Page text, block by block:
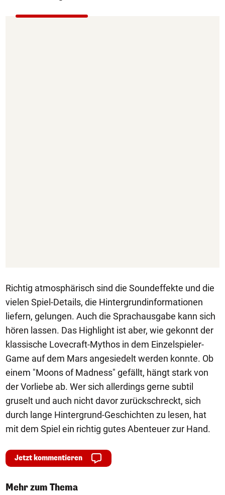
Richtig atmosphärisch sind die Soundeffekte und die
vielen Spiel-Details, die Hintergrundinformationen
liefern, gelungen. Auch die Sprachausgabe kann sich
hören lassen. Das Highlight ist aber, wie gekonnt der
klassische Lovecraft-Mythos in dem Einzelspieler-
Game auf dem Mars angesiedelt werden konnte. Ob
einem "Moons of Madness" gefällt, hängt stark von
der Vorliebe ab. Wer sich allerdings gerne subtil
gruselt und auch nicht davor zurückschreckt, sich
durch lange Hintergrund-Geschichten zu lesen, hat
mit dem Spiel ein richtig gutes Abenteuer zur Hand.
Jetzt kommentieren
Mehr zum Thema